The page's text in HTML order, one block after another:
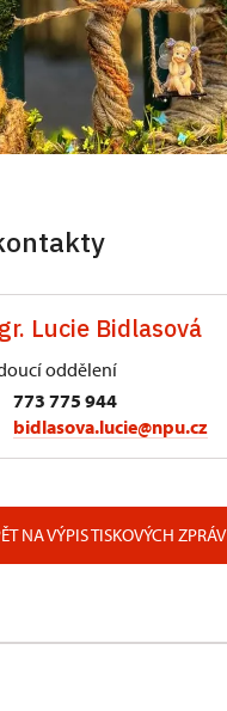
Lucie Bidlasová
oddělení
773 775 944
bidlasova.lucie@npu.cz
NA VÝPIS TISKOVÝCH ZPRÁV